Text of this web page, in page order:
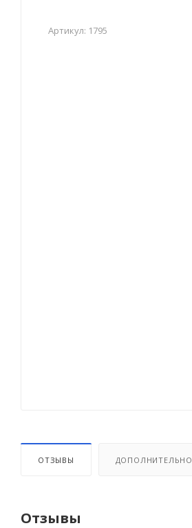
Артикул: 1795
ОТЗЫВЫ ДОПОЛНИТЕЛЬНО
Отзывы